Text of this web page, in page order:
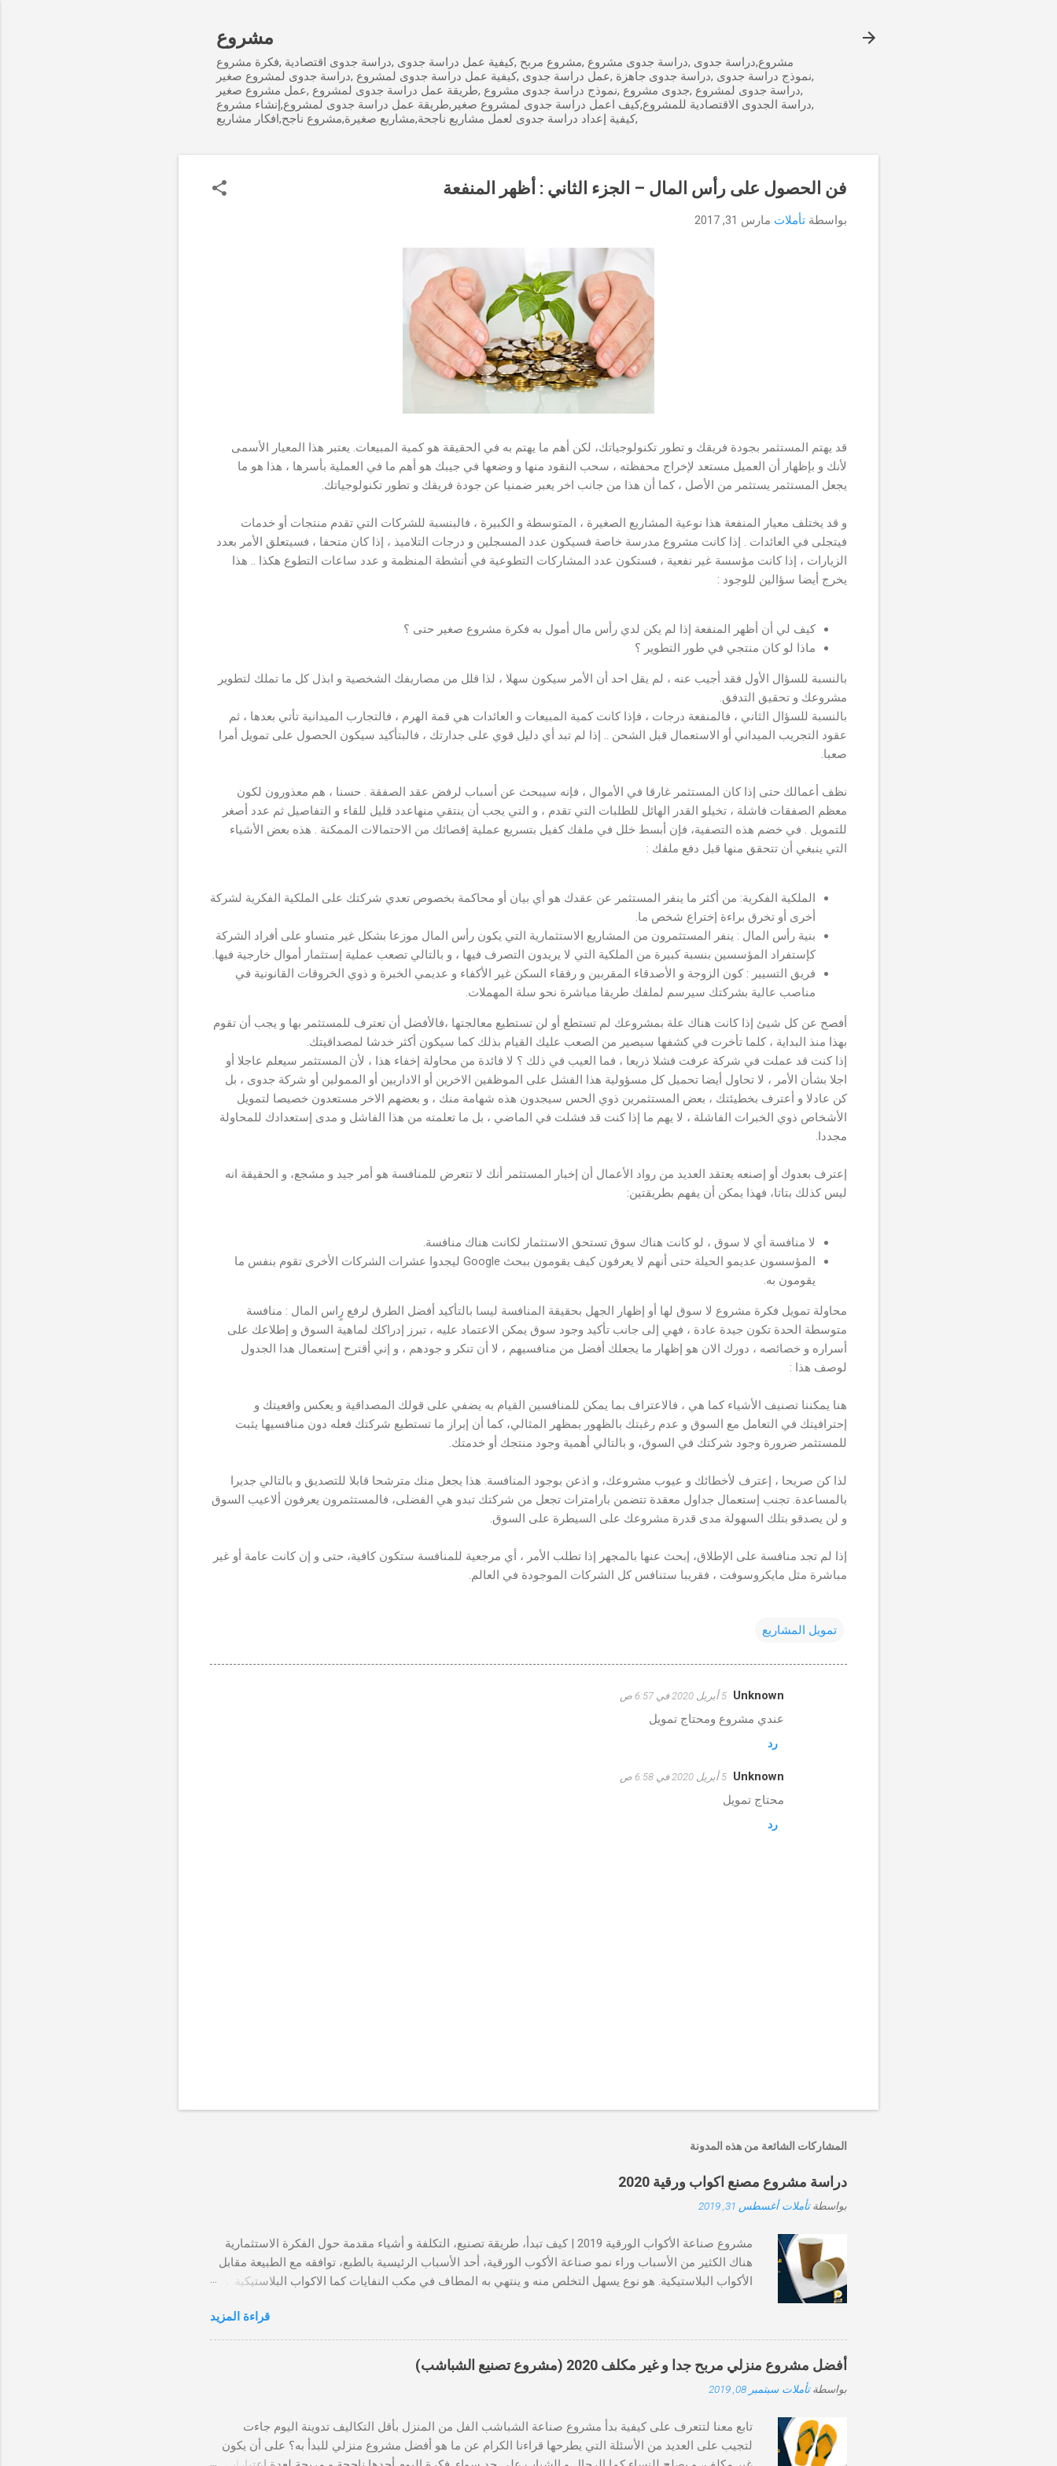
مشروع
مشروع,دراسة جدوى ,دراسة جدوى مشروع ,مشروع مربح ,كيفية عمل دراسة جدوى ,دراسة جدوى اقتصادية ,فكرة مشروع
,نموذج دراسة جدوى ,دراسة جدوى جاهزة ,عمل دراسة جدوى ,كيفية عمل دراسة جدوى لمشروع ,دراسة جدوى لمشروع صغير
,دراسة جدوى لمشروع ,جدوى مشروع ,نموذج دراسة جدوى مشروع ,طريقة عمل دراسة جدوى لمشروع ,عمل مشروع صغير
,دراسة الجدوى الاقتصادية للمشروع,كيف اعمل دراسة جدوى لمشروع صغير,طريقة عمل دراسة جدوى لمشروع,إنشاء مشروع
,كيفية إعداد دراسة جدوى لعمل مشاريع ناجحة,مشاريع صغيرة,مشروع ناجح,افكار مشاريع
فن الحصول على رأس المال – الجزء الثاني : أظهر المنفعة
بواسطة تأملات مارس 31, 2017
قد يهتم المستثمر بجودة فريقك و تطور تكنولوجياتك، لكن أهم ما يهتم به في الحقيقة هو كمية المبيعات. يعتبر هذا المعيار الأسمى
لأنك و بإظهار أن العميل مستعد لإخراج محفظته ، سحب النقود منها و وضعها في جيبك هو أهم ما في العملية بأسرها ، هذا هو ما
يجعل المستثمر يستثمر من الأصل ، كما أن هذا من جانب اخر يعبر ضمنيا عن جودة فريقك و تطور تكنولوجياتك.
و قد يختلف معيار المنفعة هذا نوعية المشاريع الصغيرة ، المتوسطة و الكبيرة ، فالبنسبة للشركات التي تقدم منتجات أو خدمات
فيتجلى في العائدات . إذا كانت مشروع مدرسة خاصة فسيكون عدد المسجلين و درجات التلاميذ ، إذا كان متحفا ، فسيتعلق الأمر بعدد
الزيارات ، إذا كانت مؤسسة غير نفعية ، فستكون عدد المشاركات التطوعية في أنشطة المنظمة و عدد ساعات التطوع هكذا .. هذا
يخرج أيضا سؤالين للوجود :
كيف لي أن أظهر المنفعة إذا لم يكن لدي رأس مال أمول به فكرة مشروع صغير حتى ؟
ماذا لو كان منتجي في طور التطوير ؟
بالنسبة للسؤال الأول فقد أجيب عنه ، لم يقل احد أن الأمر سيكون سهلا ، لذا قلل من مصاريفك الشخصية و ابذل كل ما تملك لتطوير
مشروعك و تحقيق التدفق.
بالنسبة للسؤال الثاني ، فالمنفعة درجات ، فإذا كانت كمية المبيعات و العائدات هي قمة الهرم ، فالتجارب الميدانية تأتي بعدها ، ثم
عقود التجريب الميداني أو الاستعمال قبل الشحن .. إذا لم تبد أي دليل قوي على جدارتك ، فالبتأكيد سيكون الحصول على تمويل أمرا
صعبا.
نظف أعمالك حتى إذا كان المستثمر غارقا في الأموال ، فإنه سيبحث عن أسباب لرفض عقد الصفقة . حسنا ، هم معذورون لكون
معظم الصفقات فاشلة ، تخيلو القدر الهائل للطلبات التي تقدم ، و التي يجب أن ينتقي منهاعدد قليل للقاء و التفاصيل ثم عدد أصغر
للتمويل . في خضم هذه التصفية، فإن أبسط خلل في ملفك كفيل بتسريع عملية إقصائك من الاحتمالات الممكنة . هذه بعض الأشياء
التي ينبغي أن تتحقق منها قبل دفع ملفك :
الملكية الفكرية: من أكثر ما ينفر المستثمر عن عقدك هو أي بيان أو محاكمة بخصوص تعدي شركتك على الملكية الفكرية لشركة
أخرى أو تخرق براءة إختراع شخص ما.
بنية رأس المال : ينفر المستثمرون من المشاريع الاستثمارية التي يكون رأس المال موزعا بشكل غير متساو على أفراد الشركة
كإستفراد المؤسسين بنسبة كبيرة من الملكية التي لا يريدون التصرف فيها ، و بالتالي تصعب عملية إستثمار أموال خارجية فيها.
فريق التسيير : كون الزوجة و الأصدقاء المقربين و رفقاء السكن غير الأكفاء و عديمي الخبرة و ذوي الخروقات القانونية في
مناصب عالية بشركتك سيرسم لملفك طريقا مباشرة نحو سلة المهملات.
أفصح عن كل شيئ إذا كانت هناك علة بمشروعك لم تستطع أو لن تستطيع معالجتها ،فالأفضل أن تعترف للمستثمر بها و يجب أن تقوم
بهذا منذ البداية ، كلما تأخرت في كشفها سيصير من الصعب عليك القيام بذلك كما سيكون أكثر خدشا لمصداقيتك.
إذا كنت قد عملت في شركة عرفت فشلا ذريعا ، فما العيب في ذلك ؟ لا فائدة من محاولة إخفاء هذا ، لأن المستثمر سيعلم عاجلا أو
اجلا بشأن الأمر ، لا تحاول أيضا تحميل كل مسؤولية هذا الفشل على الموظفين الاخرين أو الاداريين أو الممولين أو شركة جدوى ، بل
كن عادلا و أعترف بخطيئتك ، بعض المستثمرين ذوي الحس سيجدون هذه شهامة منك ، و بعضهم الاخر مستعدون خصيصا لتمويل
الأشخاص ذوي الخبرات الفاشلة ، لا يهم ما إذا كنت قد فشلت في الماضي ، بل ما تعلمته من هذا الفاشل و مدى إستعدادك للمحاولة
مجددا.
إعترف بعدوك أو إصنعه يعتقد العديد من رواد الأعمال أن إخبار المستثمر أنك لا تتعرض للمنافسة هو أمر جيد و مشجع، و الحقيقة انه
ليس كذلك بتاتا، فهذا يمكن أن يفهم بطريقتين:
لا منافسة أي لا سوق ، لو كانت هناك سوق تستحق الاستثمار لكانت هناك منافسة.
المؤسسون عديمو الحيلة حتى أنهم لا يعرفون كيف يقومون ببحث Google ليجدوا عشرات الشركات الأخرى تقوم بنفس ما
يقومون به.
محاولة تمويل فكرة مشروع لا سوق لها أو إظهار الجهل بحقيقة المنافسة ليسا بالتأكيد أفضل الطرق لرفع رٍاس المال : منافسة
متوسطة الحدة تكون جيدة عادة ، فهي إلى جانب تأكيد وجود سوق يمكن الاعتماد عليه ، تبرز إدراكك لماهية السوق و إطلاعك على
أسراره و خصائصه ، دورك الان هو إظهار ما يجعلك أفضل من منافسيهم ، لا أن تنكر و جودهم ، و إني أقترح إستعمال هدا الجدول
لوصف هذا :
هنا يمكننا تصنيف الأشياء كما هي ، فالاعتراف بما يمكن للمنافسين القيام به يضفي على قولك المصداقية و يعكس واقعيتك و
إحترافيتك في التعامل مع السوق و عدم رغبتك بالظهور بمظهر المثالي، كما أن إبراز ما تستطيع شركتك فعله دون منافسيها يثبت
للمستثمر ضرورة وجود شركتك في السوق، و بالتالي أهمية وجود منتجك أو خدمتك.
لذا كن صريحا ، إعترف لأخطائك و عيوب مشروعك، و اذعن بوجود المنافسة. هذا يجعل منك مترشحا قابلا للتصديق و بالتالي جديرا
بالمساعدة. تجنب إستعمال جداول معقدة تتضمن بارامترات تجعل من شركتك تبدو هي الفضلى، فالمستثمرون يعرفون ألاعيب السوق
و لن يصدقو بتلك السهولة مدى قدرة مشروعك على السيطرة على السوق.
إذا لم تجد منافسة على الإطلاق، إبحث عنها بالمجهر إذا تطلب الأمر ، أي مرجعية للمنافسة ستكون كافية، حتى و إن كانت عامة أو غير
مباشرة مثل مايكروسوفت ، فقريبا ستنافس كل الشركات الموجودة في العالم.
تمويل المشاريع
Unknown 5 أبريل 2020 في 6:57 ص
عندي مشروع ومحتاج تمويل
رد
Unknown 5 أبريل 2020 في 6:58 ص
محتاج تمويل
رد
ر
ل
ع
ي
المشاركات الشائعة من هذه المدونة
دراسة مشروع مصنع اكواب ورقية 2020
بواسطةتأملات أغسطس 31, 2019
مشروع صناعة الأكواب الورقية 2019 | كيف تبدأ، طريقة تصنيع، التكلفة و أشياء مقدمة حول الفكرة الاستثمارية
هناك الكثير من الأسباب وراء نمو صناعة الأكوب الورقية، أحد الأسباب الرئيسية بالطبع، توافقه مع الطبيعة مقابل
الأكواب البلاستيكية. هو نوع يسهل التخلص منه و ينتهي به المطاف في مكب النفايات كما الاكواب البلاستيكية. و
لتفضيله المتزايد هو أنه أكثر صحة و بالتالي يقلل من فرص الأمراض التي تنقلها الأغذية. الكؤوس الورقية هي
منتجات مطلوبة للاستهلاك الشامل، و بالتالي بمجرد تأسيس مشروع صناعة الاكواب الورقية توجد فرص جيدة
لتحويل هدا المشروع إلى عمل مربح. تستخدم معظم سلاسل المطاعم الدولية و مطاعم الوجبات السريعة الكوب
الورقي لتقديم المشروبات مما جعل هذه الصناعة أكثر ربحية كخيار تجاري. يمكن بدء الفكرة على نطاق صغير
قراءة المزيد
أفضل مشروع منزلي مربح جدا و غير مكلف 2020 (مشروع تصنيع الشباشب)
بواسطةتأملات سبتمبر 08, 2019
تابع معنا لتتعرف على كيفية بدأ مشروع صناعة الشباشب الفل من المنزل بأقل التكاليف تدوينة اليوم جاءت
لتجيب على العديد من الأسئلة التي يطرحها قراءنا الكرام عن ما هو أفضل مشروع منزلي للبدأ به؟ على أن يكون